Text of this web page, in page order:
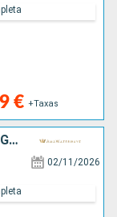
€ +Taxas
ROMÊNIA, ALEMANHA, ÁUSTRIA, BULGÁRIA, SÉRVIA, ESLOVÁQUIA, CROÁCIA
02/11/2026